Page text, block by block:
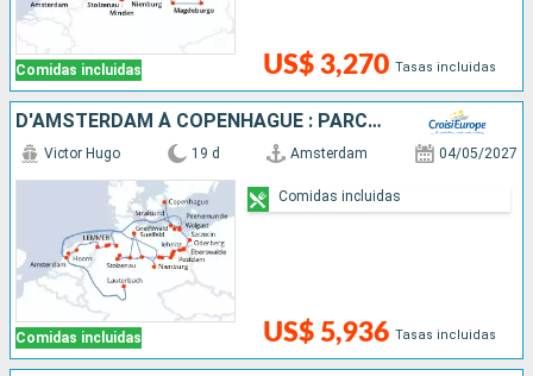
Comidas incluidas US$ 3,270 Tasas incluidas
D'AMSTERDAM À COPENHAGUE : PARCOUREZ LES CANAUX DU NORD EN CROISIÈRE, L'ELBE, LA HAVEL, L'ODER ET LA MER BALTIQUE
Comidas incluidas
Victor Hugo 19 d Amsterdam 04/05/2027
US$ 5,936 Tasas incluidas
Comidas incluidas